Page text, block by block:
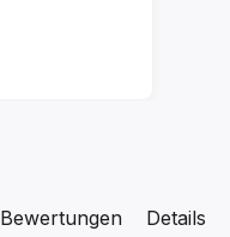
Details
Bewertungen